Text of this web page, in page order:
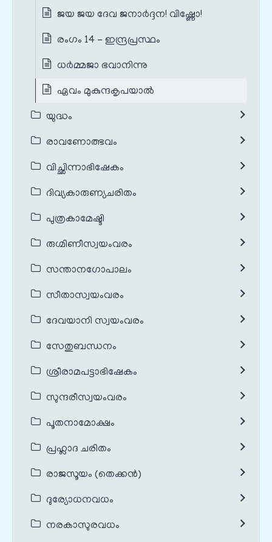
ജയ ജയ ദേവ ജനാർദ്ദന! വിഷ്ണോ!
രംഗം 14 - ഇന്ദ്രപ്രസ്ഥം
ധർമ്മജാ ഭവാനിന്നു
ഏവം മുകുന്ദകൃപയാൽ
യുദ്ധം
രാവണോത്ഭവം
വിച്ഛിന്നാഭിഷേകം
ദിവ്യകാരുണ്യചരിതം
പുത്രകാമേഷ്ടി
രുഗ്മിണീസ്വയംവരം
സന്താനഗോപാലം
സീതാസ്വയംവരം
ദേവയാനി സ്വയംവരം
സേതുബന്ധനം
ശ്രീരാമപട്ടാഭിഷേകം
സുന്ദരീസ്വയംവരം
പൂതനാമോക്ഷം
പ്രഹ്ലാദ ചരിതം
രാജസൂയം (തെക്കൻ)
ദുര്യോധനവധം
നരകാസുരവധം